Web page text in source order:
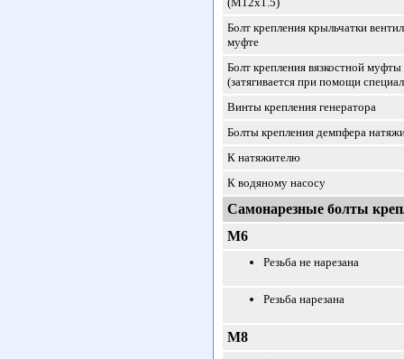
Болт крепления крыльчатки
муфте
Болт крепления вязкостной
(затягивается при помощи
Винты крепления генератора
Болты крепления демпфера
К натяжителю
К водяному насосу
Самонарезные болты
М6
Резьба не нарезана
Резьба нарезана
M8